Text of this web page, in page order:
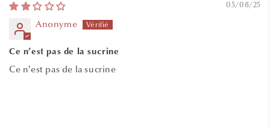
05/08/25
Anonyme
Ce n’est pas de la sucrine
Ce n’est pas de la sucrine